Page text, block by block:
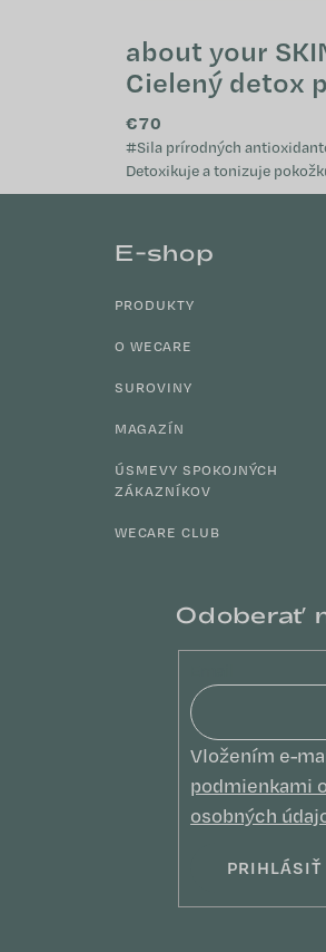
about your
Cielený detox
€70
#Sila prírodných
Detoxikuje a tonizuje pokožku
proti vzniku nedokonalostí pleti
E-shop
PRODUKTY
O WECARE
SUROVINY
MAGAZÍN
ÚSMEVY SPOKOJNÝCH
ZÁKAZNÍKOV
WECARE CLUB
Odoberať
Vložením e-
podmienkami
osobných